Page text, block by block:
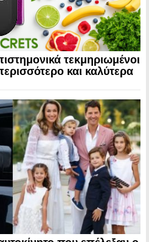
τεκμηριωμένοι
και καλύτερα